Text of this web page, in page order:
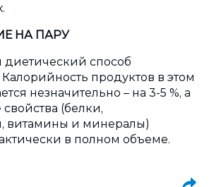
НА ПАРУ
способ
продуктов в этом
незначительно – на 3-5 %, а
(белки,
витамины и минералы)
в полном объеме.